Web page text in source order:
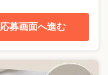
応募画面へ進む